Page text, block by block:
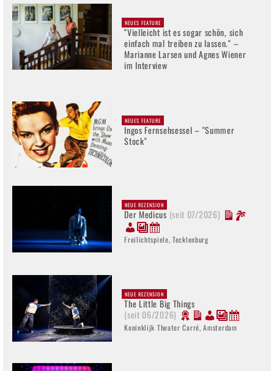
NEUES FEATURE
"Vielleicht ist es sogar schön, sich
einfach mal treiben zu lassen." –
Marianne Larsen und Agnes Wiener
im Interview
NEUES FEATURE
Ingos Fernsehsessel – "Summer
Stock"
NEUE REZENSION
Der Medicus (seit 07/2026)
Freilichtspiele, Tecklenburg
NEUE REZENSION
The Little Big Things
(seit 06/2026)
Koninklijk Theater Carré, Amsterdam